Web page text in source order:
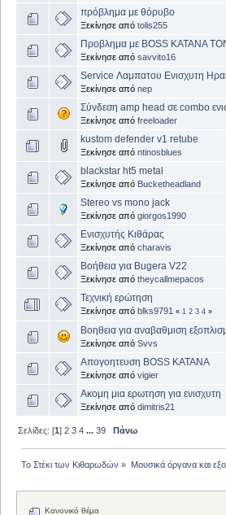
πρόβλημα με θόρυβο
Ξεκίνησε από tolis255
Προβλημα με BOSS KATANA
Ξεκίνησε από savvito16
Service Λαμπατου Ενισχυτη
Ξεκίνησε από nep
Σύνδεση amp head σε combo
Ξεκίνησε από freeloader
kustom defender v1 retube
Ξεκίνησε από ntinosblues
blackstar ht5 metal
Ξεκίνησε από Bucketheadland
Stereo vs mono jack
Ξεκίνησε από giorgos1990
Ενισχυτής Κιθάρας
Ξεκίνησε από charavis
Βοήθεια για Bugera V22
Ξεκίνησε από theycallmepacos
Τεχνική ερώτηση
Ξεκίνησε από blks9791 « 1 2 3 4 »
Βοηθεια για αναβαθμιση
Ξεκίνησε από Svvs
Απογοητευση BOSS KATANA
Ξεκίνησε από vigier
Ακομη μια ερωτηση για ενισχυτη
Ξεκίνησε από dimitris21
Σελίδες: [1]2 3 4 ...39 Πάνω
Το Στέκι των Κιθαρωδών » Μουσικά όργανα και
Κανονικό θέμα